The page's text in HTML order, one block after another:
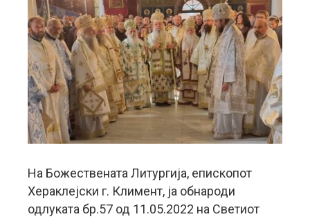
На Божествената Литургија, епископот
Хераклејски г. Климент, ја обнароди
одлуката бр.57 од 11.05.2022 на Светиот